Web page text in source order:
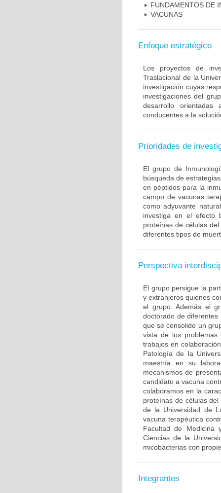
FUNDAMENTOS DE
VACUNAS
Enfoque estratégico
Los proyectos de
Traslacional de la
investigación cuyas
investigaciones del
desarrollo
conducentes a la
Prioridades de
El grupo de
búsqueda de
en péptidos para la
campo de vacunas
como adyuvante
investiga en el efecto
proteínas de células
diferentes tipos de
Perspectiva
El grupo persigue la
y extranjeros quienes
el grupo. Además el
doctorado de
que se consolide un
vista de los problemas
trabajos en
Patología de la
maestría en su
mecanismos de
candidato a vacuna
colaboramos en la
proteínas de células
de la Universidad de
vacuna terapéutica
Facultad de Medicina
Ciencias de la
micobacterias con
Integrantes